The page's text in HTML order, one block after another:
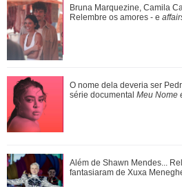
O nome dela deveria ser
série documental Meu Nome
Ariana Grande anuncia
corpo
Ariana Grande faz desabafo
pausar a carreira: Não foi uma
Bruna Marquezine, Camila
Relembre os amores - e
O nome dela deveria ser
série documental Meu Nome
Além de Shawn Mendes...
fantasiaram de Xuxa